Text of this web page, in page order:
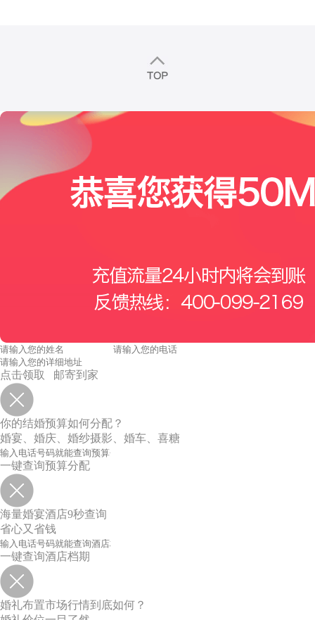
点击领取 邮寄到家
你的结婚预算如何分配？
婚宴、婚庆、婚纱摄影、婚车、喜糖
一键查询预算分配
海量婚宴酒店9秒查询
省心又省钱
一键查询酒店档期
婚礼布置市场行情到底如何？